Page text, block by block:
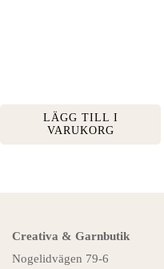
LÄGG TILL I
VARUKORG
Creativa & Garnbutik
Nogelidvägen 79-6